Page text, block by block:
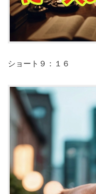
ショート９：１６